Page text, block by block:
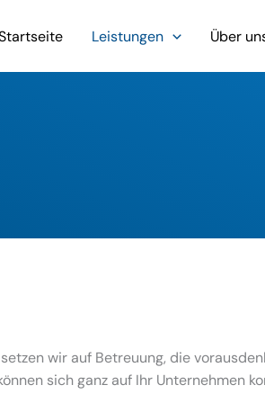
Leistungen Über
wir auf Betreuung, die
sich ganz auf Ihr Unternehmen